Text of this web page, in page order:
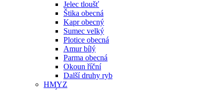
Jelec tloušť
Štika obecná
Kapr obecný
Sumec velký
Plotice obecná
Amur bílý
Parma obecná
Okoun říční
Další druhy ryb
HMYZ